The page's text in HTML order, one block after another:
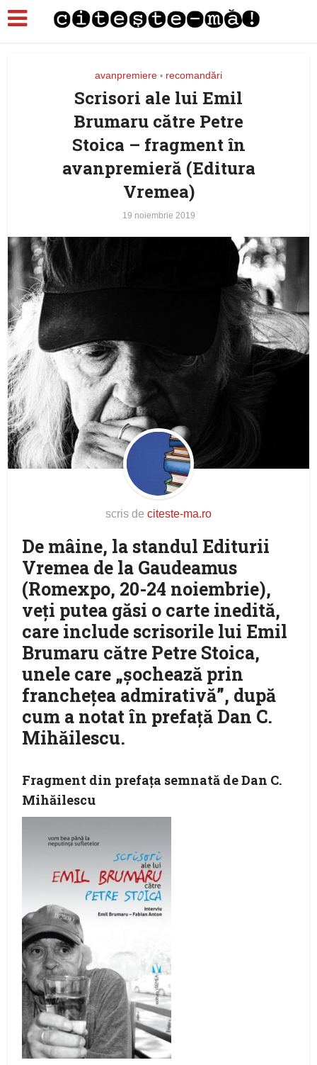
avanpremiere • recomandări
Scrisori ale lui Emil
Brumaru către Petre
Stoica – fragment în
avanpremieră (Editura
Vremea)
19 noiembrie 2019
scris de citeste-ma.ro
De mâine, la standul Editurii
Vremea de la Gaudeamus
(Romexpo, 20-24 noiembrie),
veţi putea găsi o carte inedită,
care include scrisorile lui Emil
Brumaru către Petre Stoica,
unele care „șochează prin
franchețea admirativă”, după
cum a notat în prefaţă Dan C.
Mihăilescu.
Fragment din prefaţa semnată de Dan C.
Mihăilescu